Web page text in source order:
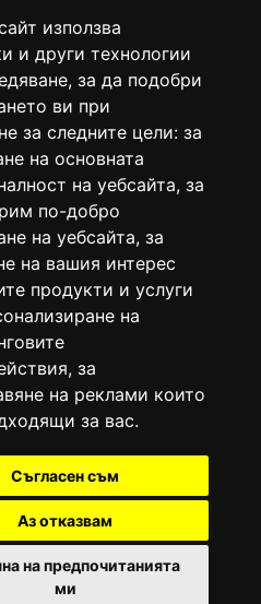
използва
и други технологии
за да подобри
ви при
за следните цели: за
на основната
на уебсайта, за
по-добро
на уебсайта, за
на вашия интерес
продукти и услуги
на
, за
на реклами които
за вас.
Съгласен съм
Аз отказвам
на предпочитанията
ми
е регистрирано в националния
(Българска национална
4722.
Вяра информационен
със свидетелство за марка